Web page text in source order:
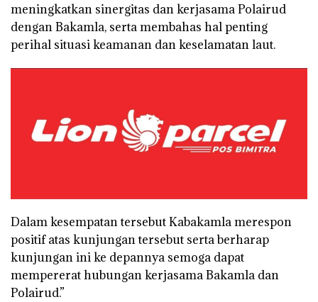
meningkatkan sinergitas dan kerjasama Polairud
dengan Bakamla, serta membahas hal penting
perihal situasi keamanan dan keselamatan laut.
Dalam kesempatan tersebut Kabakamla merespon
positif atas kunjungan tersebut serta berharap
kunjungan ini ke depannya semoga dapat
mempererat hubungan kerjasama Bakamla dan
Polairud.”